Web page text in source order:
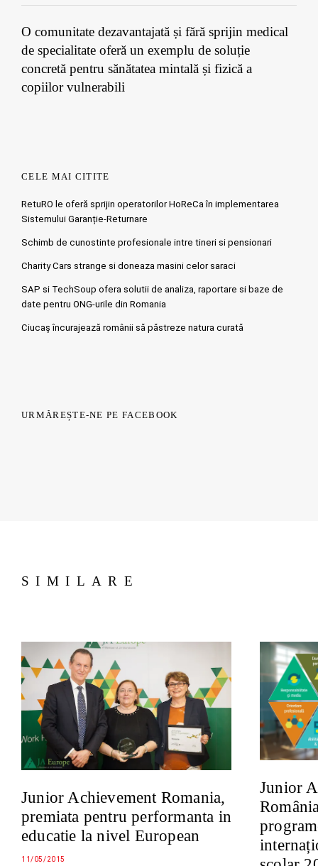
O comunitate dezavantajată și fără sprijin medical
de specialitate oferă un exemplu de soluție
concretă pentru sănătatea mintală și fizică a
copiilor vulnerabili
CELE MAI CITITE
RetuRO le oferă sprijin operatorilor HoReCa în implementarea
Sistemului Garanție-Returnare
Schimb de cunostinte profesionale intre tineri si pensionari
Charity Cars strange si doneaza masini celor saraci
SAP si TechSoup ofera solutii de analiza, raportare si baze de
date pentru ONG-urile din Romania
Ciucaş încurajează românii să păstreze natura curată
URMĂREȘTE-NE PE FACEBOOK
SIMILARE
Junior Achievement Romania,
premiata pentru performanta in
educatie la nivel European
11/05/2015
Junior